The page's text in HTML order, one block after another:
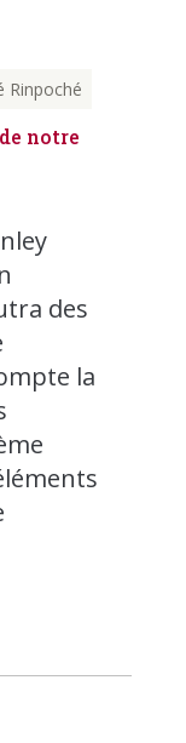
Rinpoché
notre
des
la